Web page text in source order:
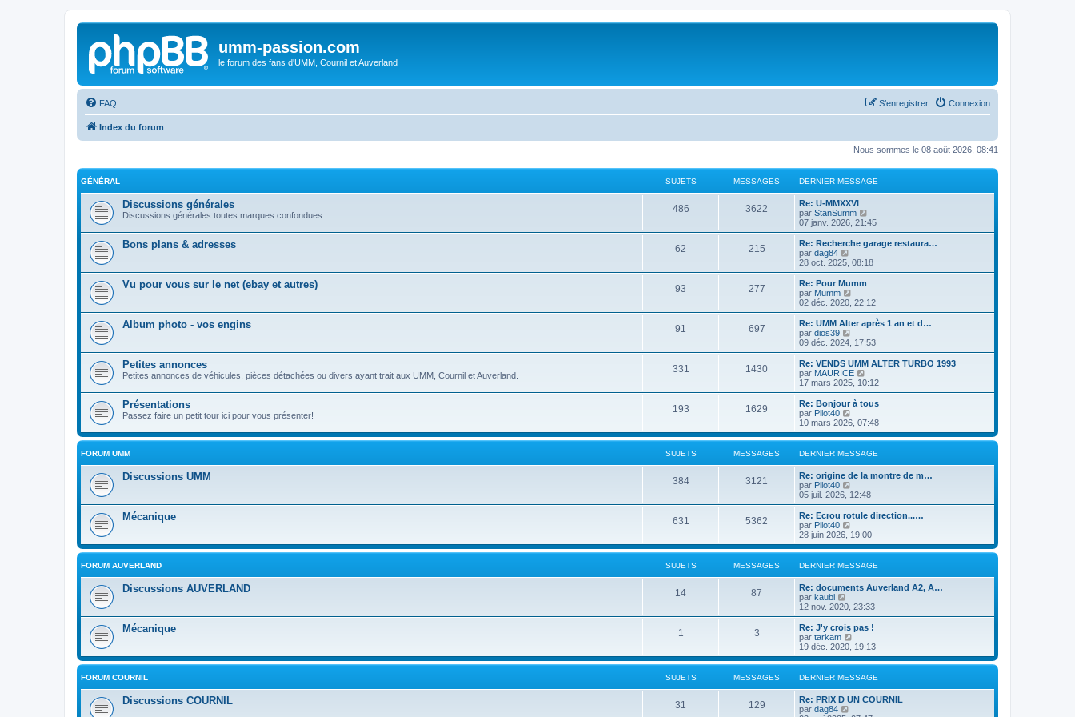
umm-passion.com
le forum des fans d'UMM, Cournil et Auverland
FAQ Connexion
S’enregistrer
Index du forum
Nous sommes le 08 août 2026, 08:41
GÉNÉRAL SUJETS MESSAGES DERNIER MESSAGE
Discussions générales
Discussions générales toutes marques confondues.
486 3622
Re: U-MMXXVI
par StanSumm
o
i
r
e
n
i
r
e
s
s
g
e
07 janv. 2026, 21:45
Bons plans & adresses 62 215
Re: Recherche garage restaura…
par dag84
o
i
r
l
e
d
e
r
n
i
r
m
e
s
s
a
g
e
28 oct. 2025, 08:18
Vu pour vous sur le net (ebay et autres) 93 277
Re: Pour Mumm
par Mumm
o
i
r
e
e
r
n
i
e
r
e
s
a
g
e
02 déc. 2020, 22:12
Album photo - vos engins 91 697
Re: UMM Alter après 1 an et d…
par dios39
o
i
r
l
e
d
e
r
n
i
e
m
e
s
a
g
e
09 déc. 2024, 17:53
Petites annonces
Petites annonces de véhicules, pièces détachées ou divers ayant trait aux UMM, Cournil et Auverland.
331 1430
Re: VENDS UMM ALTER TURBO 1993
par MAURICE
o
i
r
e
e
r
n
i
e
m
e
s
a
g
e
17 mars 2025, 10:12
Présentations
Passez faire un petit tour ici pour vous présenter!
193 1629
Re: Bonjour à tous
par Pilot40
o
i
r
l
e
n
i
e
m
e
s
s
a
g
10 mars 2026, 07:48
FORUM UMM SUJETS MESSAGES DERNIER MESSAGE
Discussions UMM 384 3121
Re: origine de la montre de m…
par Pilot40
o
i
r
e
e
r
n
i
e
m
e
s
s
a
g
e
05 juil. 2026, 12:48
Mécanique 631 5362
Re: Ecrou rotule direction...…
par Pilot40
o
i
r
l
e
n
i
e
r
m
e
s
s
a
g
28 juin 2026, 19:00
FORUM AUVERLAND SUJETS MESSAGES DERNIER MESSAGE
Discussions AUVERLAND 14 87
Re: documents Auverland A2, A…
par kaubi
o
i
r
l
e
d
e
r
n
i
e
r
12 nov. 2020, 23:33
Mécanique 1 3
Re: J'y crois pas !
par tarkam
o
i
r
l
e
19 déc. 2020, 19:13
FORUM COURNIL SUJETS MESSAGES DERNIER MESSAGE
Discussions COURNIL 31 129
Re: PRIX D UN COURNIL
par dag84